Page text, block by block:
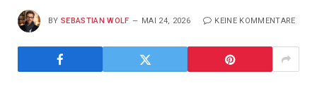
BY SEBASTIAN WOLF MAI 24, 2026 KEINE KOMMENTARE